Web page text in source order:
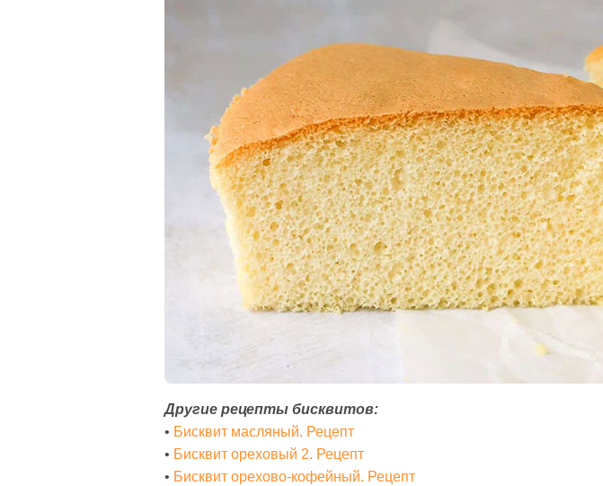
Другие рецепты бисквитов:
• Бисквит масляный. Рецепт
• Бисквит ореховый 2. Рецепт
• Бисквит орехово-кофейный. Рецепт